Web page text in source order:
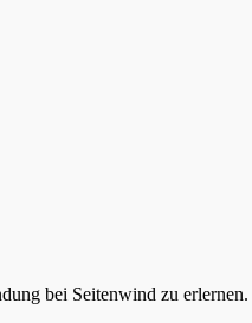
bei Seitenwind zu erlernen.